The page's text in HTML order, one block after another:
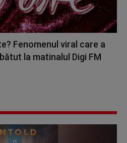
Fenomenul viral care a
la matinalul Digi FM